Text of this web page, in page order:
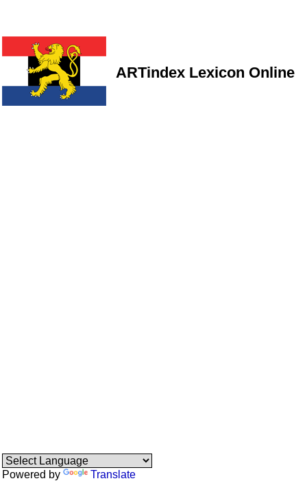
ARTindex Lexicon Online
Powered by Translate